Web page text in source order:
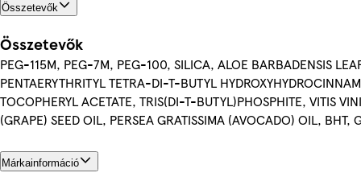
Összetevők
Összetevők
PEG-115M, PEG-7M, PEG-100, SILICA, ALOE BARBADENSIS
PENTAERYTHRITYL TETRA-DI-T-BUTYL
TOCOPHERYL ACETATE, TRIS(DI-T-BUTYL)PHOSPHITE, VITIS
(GRAPE) SEED OIL, PERSEA GRATISSIMA (AVOCADO) OIL, BHT,
Márkainformáció